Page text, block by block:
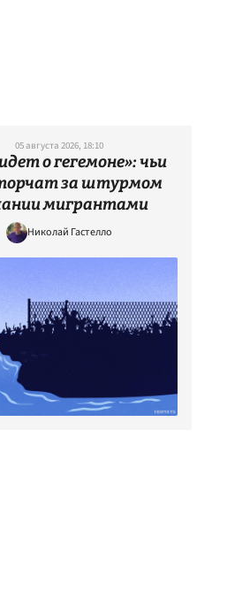
05 августа 2026, 18:10
о гегемоне»: чьи
за штурмом
мигрантами
Николай Гастелло